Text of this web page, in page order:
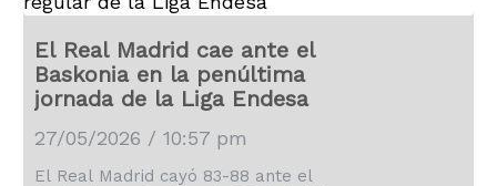
El Real Madrid cae ante el
Baskonia en la penúltima
jornada de la Liga Endesa
27/05/2026 / 10:57 pm
El Real Madrid cayó 83-88 ante el